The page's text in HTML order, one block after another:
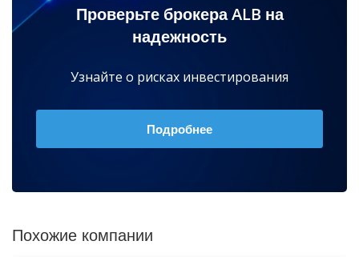
Проверьте брокера ALB на
надежность
Узнайте о рисках инвестирования
Подробнее
Похожие компании